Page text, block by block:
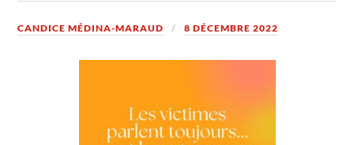
CANDICE MÉDINA-MARAUD 8 DÉCEMBRE 2022